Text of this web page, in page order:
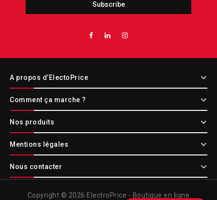
A propos d’ElectoPrice
Comment ça marche ?
Nos produits
Mentions légales
Nous contacter
Copyright © 2026 ElectroPrice - Boutique en ligne